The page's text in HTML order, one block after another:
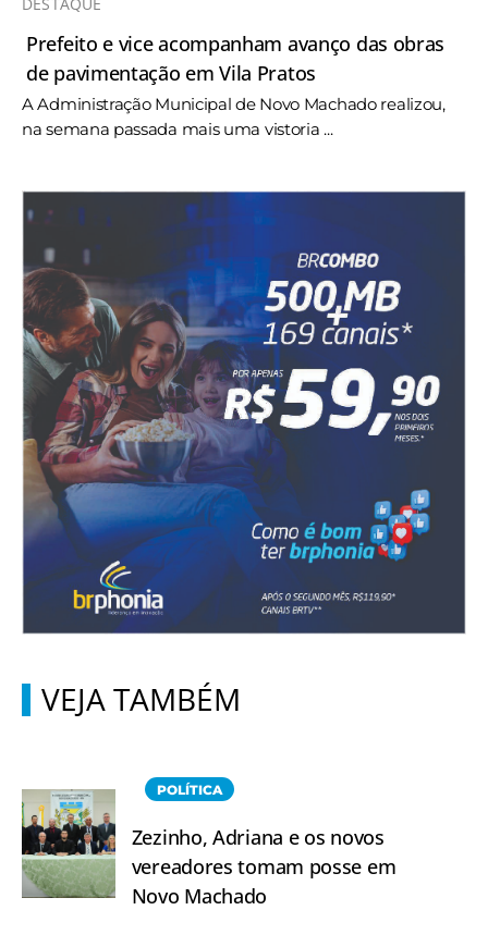
Prefeito e vice acompanham avanço das obras
de pavimentação em Vila Pratos
A Administração Municipal de Novo Machado realizou,
na semana passada mais uma vistoria ...
VEJA TAMBÉM
POLÍTICA
Zezinho, Adriana e os novos
vereadores tomam posse em
Novo Machado